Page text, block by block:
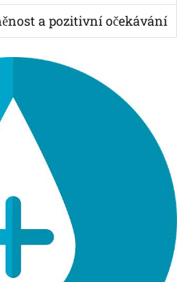
a pozitivní očekávání